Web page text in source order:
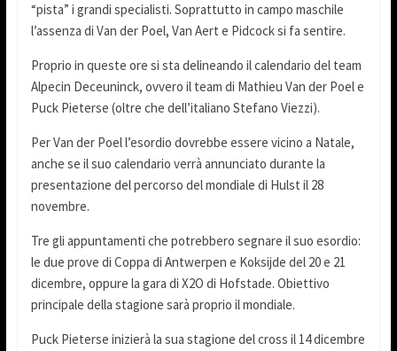
“pista” i grandi specialisti. Soprattutto in campo maschile
l’assenza di Van der Poel, Van Aert e Pidcock si fa sentire.
Proprio in queste ore si sta delineando il calendario del team
Alpecin Deceuninck, ovvero il team di Mathieu Van der Poel e
Puck Pieterse (oltre che dell’italiano Stefano Viezzi).
Per Van der Poel l’esordio dovrebbe essere vicino a Natale,
anche se il suo calendario verrà annunciato durante la
presentazione del percorso del mondiale di Hulst il 28
novembre.
Tre gli appuntamenti che potrebbero segnare il suo esordio:
le due prove di Coppa di Antwerpen e Koksijde del 20 e 21
dicembre, oppure la gara di X2O di Hofstade. Obiettivo
principale della stagione sarà proprio il mondiale.
Puck Pieterse inizierà la sua stagione del cross il 14 dicembre